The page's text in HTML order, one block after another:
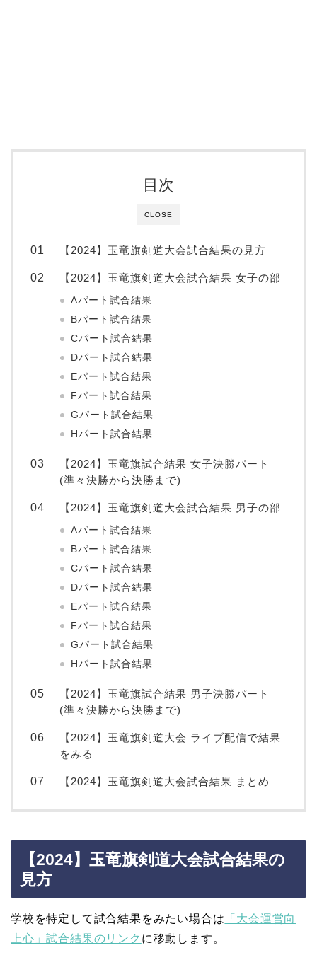
CLOSE
目次
【2024】玉竜旗剣道大会試合結果の見方
【2024】玉竜旗剣道大会試合結果 女子の部
Aパート試合結果
Bパート試合結果
Cパート試合結果
Dパート試合結果
Eパート試合結果
Fパート試合結果
Gパート試合結果
Hパート試合結果
【2024】玉竜旗試合結果 女子決勝パート
(準々決勝から決勝まで)
【2024】玉竜旗剣道大会試合結果 男子の部
Aパート試合結果
Bパート試合結果
Cパート試合結果
Dパート試合結果
Eパート試合結果
Fパート試合結果
Gパート試合結果
Hパート試合結果
【2024】玉竜旗試合結果 男子決勝パート
(準々決勝から決勝まで)
【2024】玉竜旗剣道大会 ライブ配信で結果
をみる
【2024】玉竜旗剣道大会試合結果 まとめ
【2024】玉竜旗剣道大会試合結果の
見方
学校を特定して試合結果をみたい場合は 「大会運営向
上心」試合結果のリンク に移動します。